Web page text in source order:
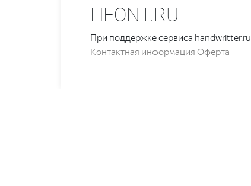
HFONT.RU
При поддержке сервиса handwritter.ru
Контактная информация Оферта